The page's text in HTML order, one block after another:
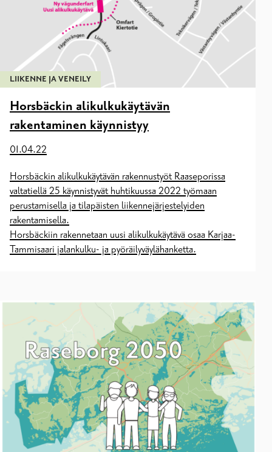
LIIKENNE JA VENEILY
Horsbäckin alikulkukäytävän
rakentaminen käynnistyy
01.04.22
Horsbäckin alikulkukäytävän rakennustyöt Raaseporissa
valtatiellä 25 käynnistyvät huhtikuussa 2022 työmaan
perustamisella ja tilapäisten liikennejärjestelyiden
rakentamisella.
Horsbäckiin rakennetaan uusi alikulkukäytävä osaa Karjaa-
Tammisaari jalankulku- ja pyöräilyväylähanketta.